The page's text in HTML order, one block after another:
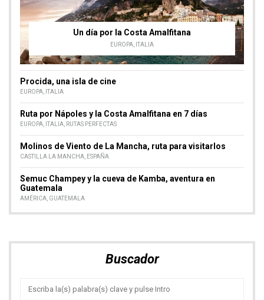
Un día por la Costa Amalfitana
EUROPA ITALIA
Procida, una isla de cine
EUROPA ITALIA
Ruta por Nápoles y la Costa Amalfitana en 7 días
EUROPA ITALIA RUTAS PERFECTAS
Molinos de Viento de La Mancha, ruta para visitarlos
CASTILLA LA MANCHA ESPAÑA
Semuc Champey y la cueva de Kamba, aventura en
Guatemala
AMÉRICA GUATEMALA
Buscador